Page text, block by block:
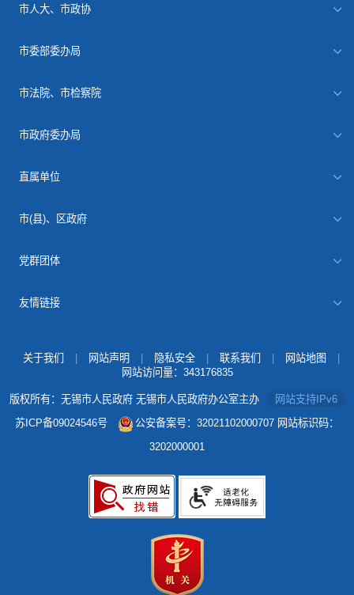
市人大、市政协
市委部委办局
市法院、市检察院
市政府委办局
直属单位
市(县)、区政府
党群团体
友情链接
关于我们 网站声明 隐私安全 联系我们 网站地图
网站访问量： 343176835
版权所有：无锡市人民政府 无锡市人民政府办公室主办
网站支持IPv6
苏ICP备09024546号
公安备案号：32021102000707 网站标识码：
3202000001